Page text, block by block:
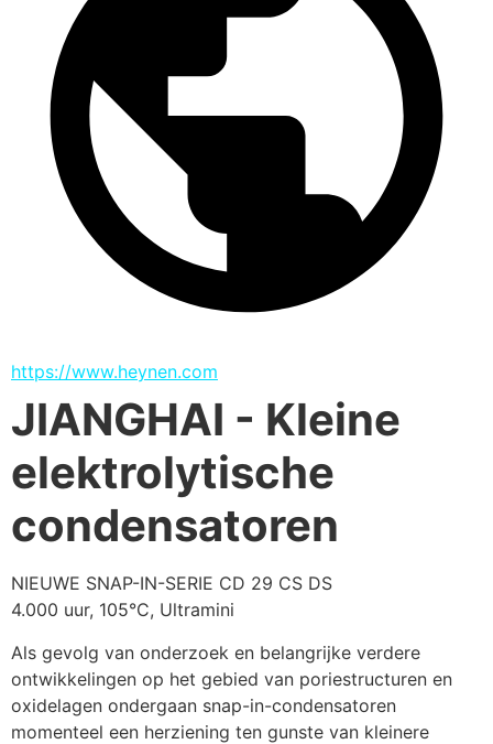
https://www.heynen.com
JIANGHAI - Kleine
elektrolytische
condensatoren
NIEUWE SNAP-IN-SERIE CD 29 CS DS
4.000 uur, 105°C, Ultramini
Als gevolg van onderzoek en belangrijke verdere
ontwikkelingen op het gebied van poriestructuren en
oxidelagen ondergaan snap-in-condensatoren
momenteel een herziening ten gunste van kleinere